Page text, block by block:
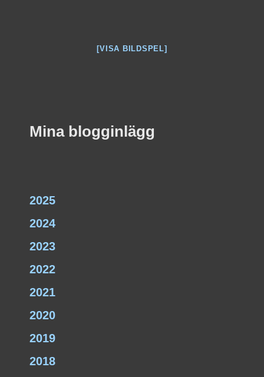
[VISA BILDSPEL]
Mina blogginlägg
2025
2024
2023
2022
2021
2020
2019
2018